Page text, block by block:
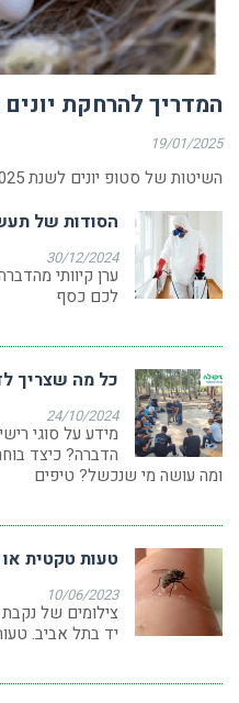
המדריך להרחקת
19/01/2025
השיטות של סטופ יונים לשנת 2025 להרחקת יונים
הסודות של
30/12/2024
לכם כסף
כל מה שצריך
24/10/2024
מידע על סוגי
הדברה? כיצד
ומה עושה מי שנכשל? טיפים
טעות טקטית
10/06/2023
צילומים של
יד בתל אביב.